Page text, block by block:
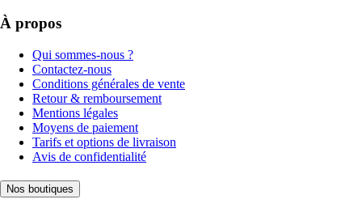
À propos
Qui sommes-nous ?
Contactez-nous
Conditions générales de vente
Retour & remboursement
Mentions légales
Moyens de paiement
Tarifs et options de livraison
Avis de confidentialité
Nos boutiques